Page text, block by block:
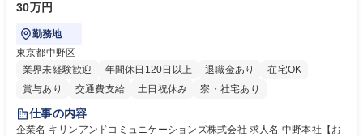
30万円
勤務地
東京都中野区
業界未経験歓迎
年間休日120日以上 退職金あり
在宅OK
賞与あり
交通費支給 土日祝休み 寮・社宅あり
仕事の内容
企業名 キリンアンドコミュニケーションズ株式会社 求人名 中野本社【お